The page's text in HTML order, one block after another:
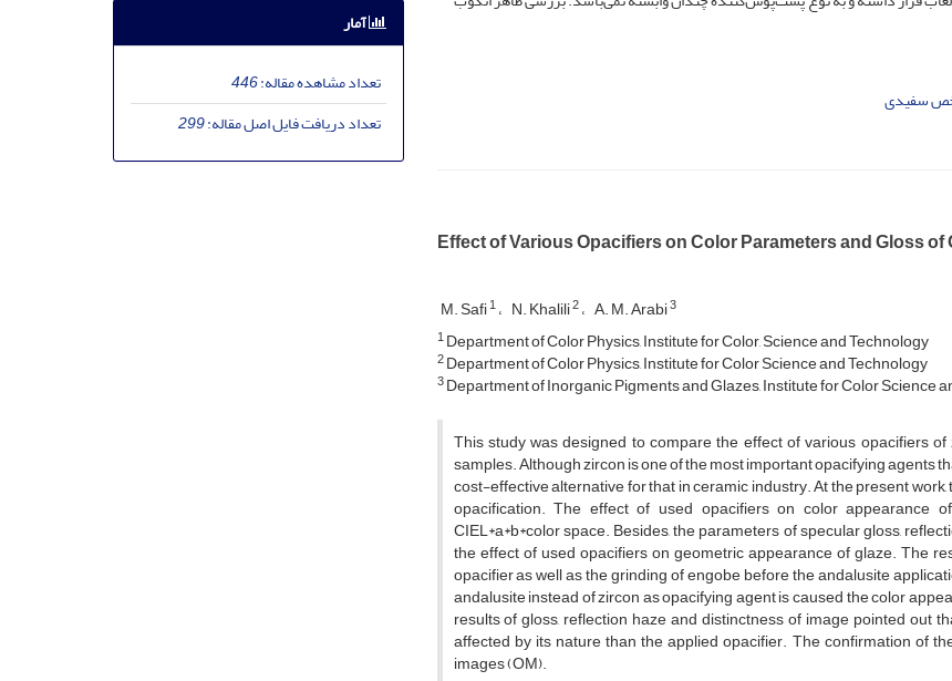
سفیدی
Effect of Various Opacifiers on Color Parameters and Gloss of
M. Safi1 N. Khalili2 A. M. Arabi3
1Department of Color Physics, Institute for Color, Science and Technology
2Department of Color Physics, Institute for Color Science and Technology
3Department of Inorganic Pigments and Glazes, Institute for Color Science
This study was designed to compare the effect of various opacifiers
samples. Although zircon is one of the most important opacifying agents
cost-effective alternative for that in ceramic industry. At the present
opacification. The effect of used opacifiers on color appearance
CIEL*a*b*color space. Besides, the parameters of specular gloss,
the effect of used opacifiers on geometric appearance of glaze. The
opacifier as well as the grinding of engobe before the andalusite
andalusite instead of zircon as opacifying agent is caused the color
results of gloss, reflection haze and distinctness of image pointed out
affected by its nature than the applied opacifier. The confirmation of
images (OM).
آمار
تعداد مشاهده مقاله:446
تعداد دریافت فایل اصل مقاله:299